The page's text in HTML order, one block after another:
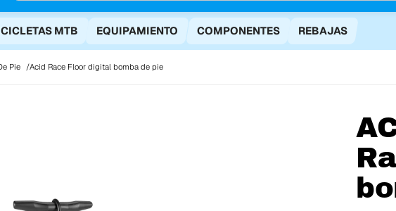
MTB EQUIPAMIENTO COMPONENTES REBAJAS
Pie Acid Race Floor digital bomba de pie